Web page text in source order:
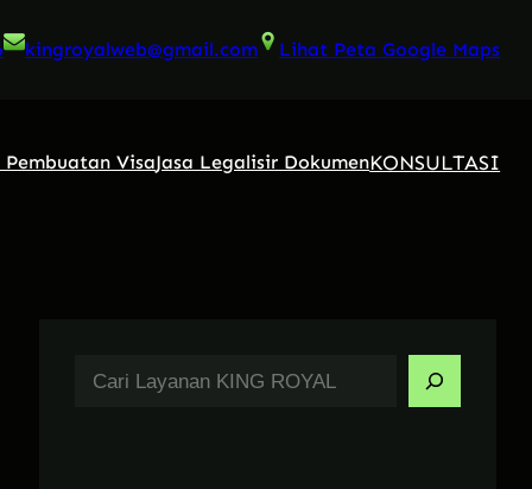
kingroyalweb@gmail.com Lihat Peta Google Maps
Pembuatan VisaJasa Legalisir DokumenKONSULTASI